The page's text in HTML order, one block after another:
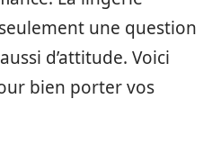
une question
d’attitude. Voici
bien porter vos